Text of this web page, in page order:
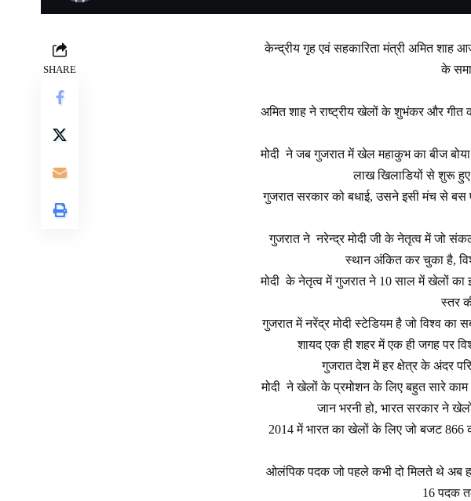
SHARE
केन्द्रीय गृह एवं सहकारिता मंत्री अमित
के
अमित शाह ने राष्ट्रीय खेलों के शुभंकर और गीत
मोदी ने जब गुजरात में खेल महाकुभ का बीज
लाख खिलाडियों से शुरू हुए
गुजरात सरकार को बधाई, उसने इसी मंच से
गुजरात ने नरेन्द्र मोदी जी के नेतृत्व में जो
स्थान अंकित कर चुका है,
मोदी के नेतृत्व में गुजरात ने 10 साल में खेलों का
स्तर
गुजरात में नरेंद्र मोदी स्टेडियम है जो विश्व का
शायद एक ही शहर में एक ही जगह पर
गुजरात देश में हर क्षेत्र के अंदर
मोदी ने खेलों के प्रमोशन के लिए बहुत सारे
जान भरनी हो, भारत सरकार ने
2014 में भारत का खेलों के लिए जो बजट
ओलंपिक पदक जो पहले कभी दो मिलते थे
16 पदक